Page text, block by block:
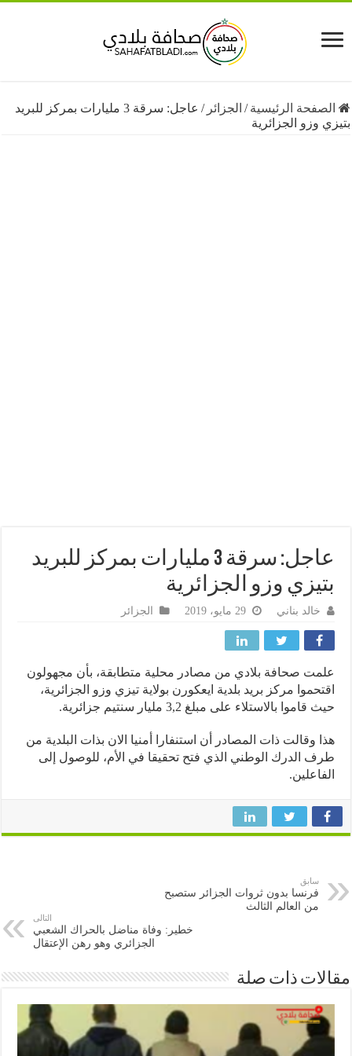
الرئيسية /الجزائر/
عاجل: سرقة 3 مليارات بمركز للبريد
الجزائرية
عاجل: سرقة 3 مليارات بمركز للبريد
وزو الجزائرية
خالد بناني الجزائر
صحافة بلادي من مصادر محلية متطابقة، بأن مجهولون
مركز بريد بلدية ايعكورن بولاية تيزي وزو الجزائرية،
بالاستلاء على مبلغ 3,2 مليار سنتيم جزائرية.
وقالت ذات المصادر أن استنفارا أمنيا الان بذات البلدية من
الدرك الوطني الذي فتح تحقيقا في الأم، للوصول إلى
فرنسا بدون ثروات الجزائر ستصبح
من العالم الثالث
خطير: وفاة مناضل بالحراك الشعبي
الجزائري وهو رهن الإعتقال
ذات صلة